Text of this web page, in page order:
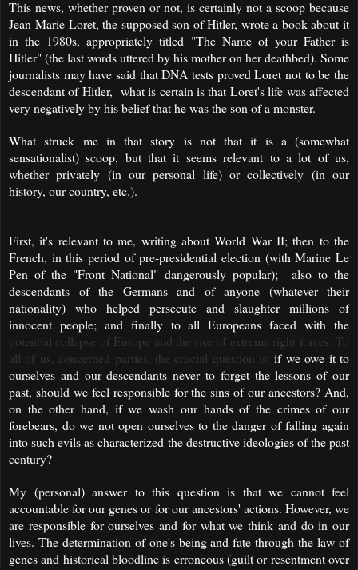
This news, whether proven or not, is certainly not a scoop because
Jean-Marie Loret, the supposed son of Hitler, wrote a book about it
in the 1980s, appropriately titled "The Name of your Father is
Hitler" (the last words uttered by his mother on her deathbed). Some
journalists may have said that DNA tests proved Loret not to be the
descendant of Hitler, what is certain is that Loret's life was affected
very negatively by his belief that he was the son of a monster.
What struck me in that story is not that it is a (somewhat
sensationalist) scoop, but that it seems relevant to a lot of us,
whether privately (in our personal life) or collectively (in our
history, our country, etc.).
First, it's relevant to me, writing about World War II; then to the
French, in this period of pre-presidential election (with Marine Le
Pen of the "Front National" dangerously popular); also to the
descendants of the Germans and of anyone (whatever their
nationality) who helped persecute and slaughter millions of
innocent people; and finally to all Europeans faced with the
potential collapse of Europe and the rise of extreme right forces. To
all of us, concerned parties, the crucial question is: if we owe it to
ourselves and our descendants never to forget the lessons of our
past, should we feel responsible for the sins of our ancestors? And,
on the other hand, if we wash our hands of the crimes of our
forebears, do we not open ourselves to the danger of falling again
into such evils as characterized the destructive ideologies of the past
century?
My (personal) answer to this question is that we cannot feel
accountable for our genes or for our ancestors' actions. However, we
are responsible for ourselves and for what we think and do in our
lives. The determination of one's being and fate through the law of
genes and historical bloodline is erroneous (guilt or resentment over